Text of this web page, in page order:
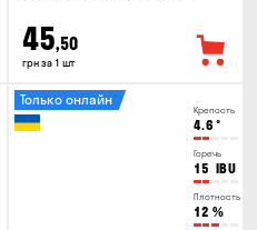
45,50
грн за 1 шт
Крепость
4.6 °
Горечь
15 IBU
Плотность
12 %
Только онлайн